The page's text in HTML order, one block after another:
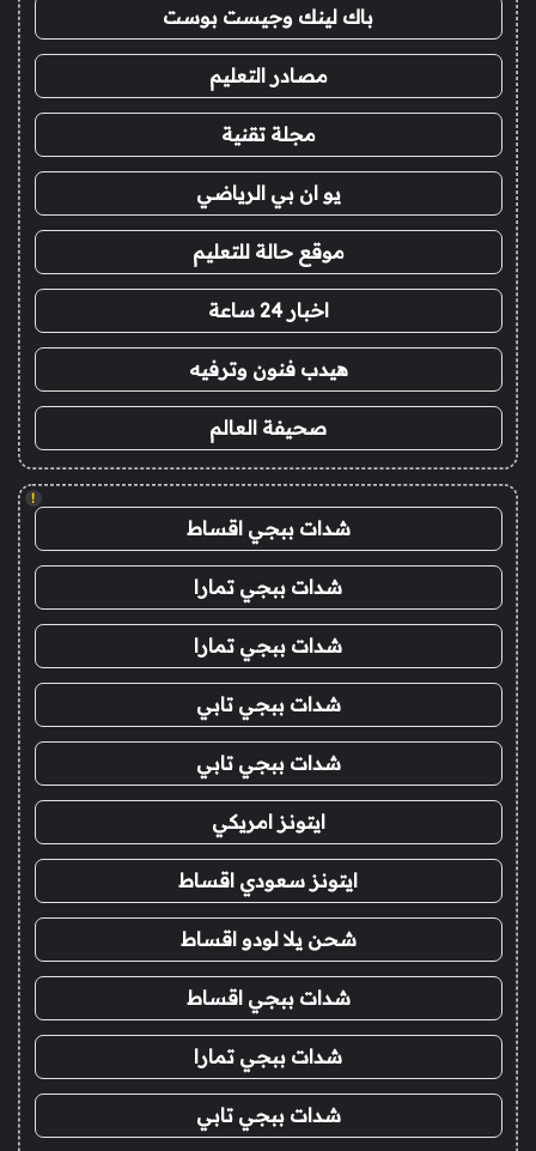
باك لينك وجيست بوست
مصادر التعليم
مجلة تقنية
يو ان بي الرياضي
موقع حالة للتعليم
اخبار 24 ساعة
هيدب فنون وترفيه
صحيفة العالم
!
شدات ببجي اقساط
شدات ببجي تمارا
شدات ببجي تمارا
شدات ببجي تابي
شدات ببجي تابي
ايتونز امريكي
ايتونز سعودي اقساط
شحن يلا لودو اقساط
شدات ببجي اقساط
شدات ببجي تمارا
شدات ببجي تابي